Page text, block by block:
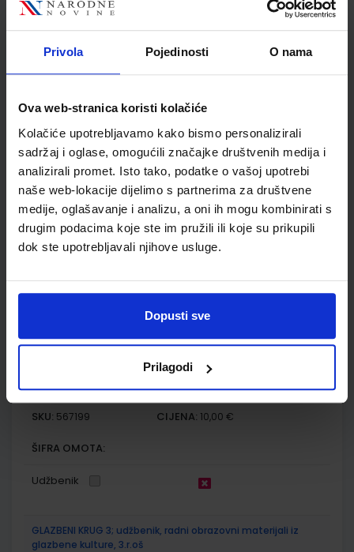
Privola Pojedinosti O nama
Ova web-stranica koristi kolačiće
Kolačiće upotrebljavamo kako bismo personalizirali
sadržaj i oglase, omogućili značajke društvenih medija i
analizirali promet. Isto tako, podatke o vašoj upotrebi
naše web-lokacije dijelimo s partnerima za društvene
medije, oglašavanje i analizu, a oni ih mogu kombinirati s
drugim podacima koje ste im pružili ili koje su prikupili
dok ste upotrebljavali njihove usluge.
Dopusti sve
Prilagodi
Udžbenik Omot
ISTRAŽUJEMO NAŠ SVIJET 3; radna bilježnica za prirodu i
Nakladnik: ŠKOLSKA KNJIGA d.d.
Registarski broj ministarstva:
7035-DOM
SKU: 567198 CIJENA: 11,00 €
ŠIFRA OMOTA:500239
ISTRAŽUJEMO NAŠ SVIJET 3; nastavni listići za prirodu i
ŠKOLSKA KNJIGA d.d.
Registarski broj ministarstva:
7035-DOM3
SKU: 567199 CIJENA: 10,00 €
ŠIFRA OMOTA:
Udžbenik
GLAZBENI KRUG 3; udžbenik, radni obrazovni materijali iz
glazbene kulture, 3.r.oš